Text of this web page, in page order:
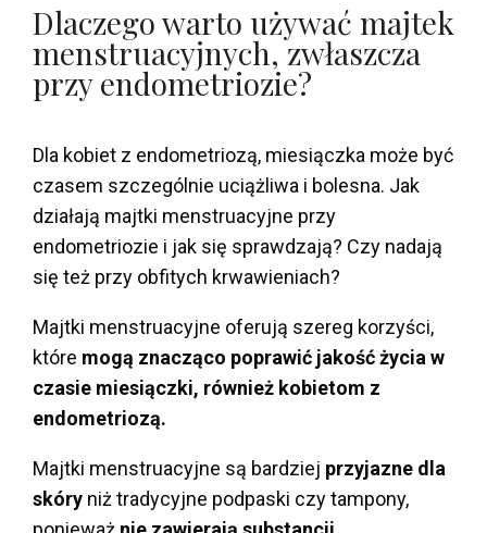
Dlaczego warto używać majtek
menstruacyjnych, zwłaszcza
przy endometriozie?
Dla kobiet z endometriozą, miesiączka może być
czasem szczególnie uciążliwa i bolesna. Jak
działają majtki menstruacyjne przy
endometriozie i jak się sprawdzają? Czy nadają
się też przy obfitych krwawieniach?
Majtki menstruacyjne oferują szereg korzyści,
które mogą znacząco poprawić jakość życia w
czasie miesiączki, również kobietom z
endometriozą.
Majtki menstruacyjne są bardziej przyjazne dla
skóry niż tradycyjne podpaski czy tampony,